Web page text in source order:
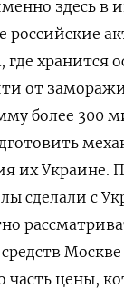
здесь в
российские
хранится
от
более 300
их Украине.
сделали с
средств
часть цены,